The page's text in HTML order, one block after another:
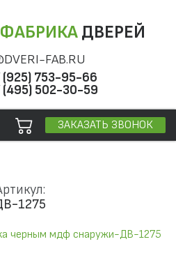
ФАБРИКАДВЕРЕЙ
FAB.RU
(925) 753-95-66
(495) 502-30-59
ЗАКАЗАТЬ ЗВОНОК
1275